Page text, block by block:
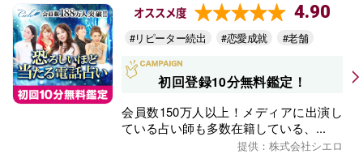
オススメ度 4.90
#リピーター続出 #恋愛成就 #老舗
初回登録10分無料鑑定！
会員数150万人以上！メディアに出演し
ている占い師も多数在籍している、...
提供：株式会社シエロ